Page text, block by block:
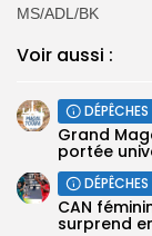
‎MS/ADL/BK
Voir aussi :
DÉPÊCHES
Grand
portée
DÉPÊCHES
‎CAN
surprend